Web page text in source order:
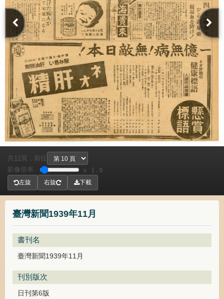
臺灣新聞1939年11月
書刊名
臺灣新聞1939年11月
刊別版次
日刊第6版
共 12頁， 前往
影像倍率
x 1.0
左旋 右旋 下載